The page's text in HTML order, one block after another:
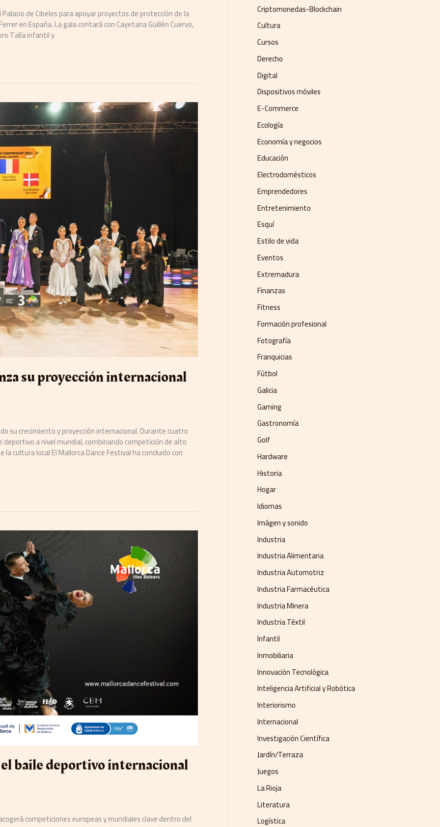
de Cibeles para apoyar proyectos de protección de la
en España. La gala contará con Cayetana Guillén Cuervo,
Talía infantil y
su proyección internacional
su crecimiento y proyección internacional. Durante cuatro
a nivel mundial, combinando competición de alto
cultura local El Mallorca Dance Festival ha concluido con
baile deportivo internacional
competiciones europeas y mundiales clave dentro del
Criptomonedas-Blockchain
Cultura
Cursos
Derecho
Digital
Dispositivos móviles
E-Commerce
Ecología
Economía y negocios​
Educación
Electrodomésticos
Emprendedores
Entretenimiento
Esquí
Estilo de vida
Eventos
Extremadura
Finanzas
Fitness
Formación profesional
Fotografía
Franquicias
Fútbol
Galicia
Gaming
Gastronomía
Golf
Hardware
Historia
Hogar
Idiomas
Imágen y sonido
Industria
Industria Alimentaria
Industria Automotriz
Industria Farmacéutica
Industria Minera
Industria Téxtil
Infantil
Inmobiliaria
Innovación Tecnológica
Inteligencia Artificial y Robótica
Interiorismo
Internacional
Investigación Científica
Jardín/Terraza
Juegos
La Rioja
Literatura
Logística